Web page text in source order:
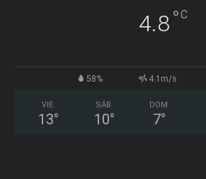
4.8°C
58% 4.1m/s
VIE
13°
SÁB
10°
DOM
7°